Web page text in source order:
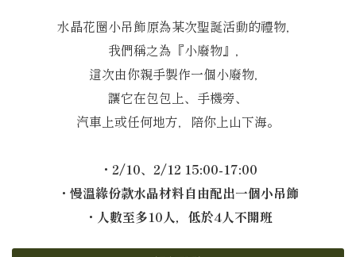
水晶花圈小吊飾原為某次聖誕活動的禮物，
我們稱之為『小廢物』，
這次由你親手製作一個小廢物，
讓它在包包上、手機旁、
汽車上或任何地方，陪你上山下海。
・2/10、2/12 15:00-17:00
・慢溫緣份款水晶材料自由配出一個小吊飾
・人數至多10人，低於4人不開班